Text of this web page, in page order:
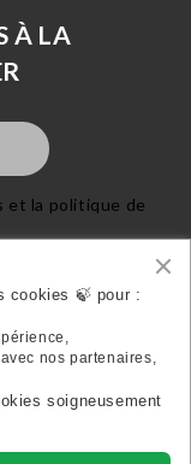
À LA
et la politique de

cookies 🍃 pour :
nos partenaires,
soigneusement